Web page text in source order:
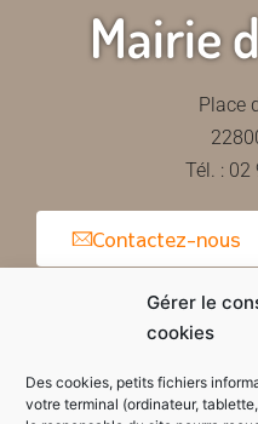
Gérer le
cookies
Des cookies, petits fichiers
votre terminal (ordinateur,
Mairie
Place
Tél. : 02
Contactez-nous
Horaires